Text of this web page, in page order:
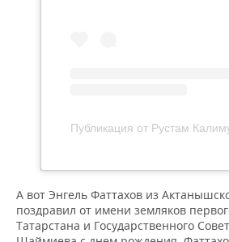
А вот Энгель Фаттахов из
поздравил от имени земляков
Татарстана и Государственного